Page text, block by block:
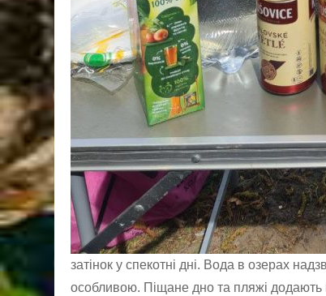
затінок у спекотні дні. Вода в озерах
особливою. Піщане дно та пляжі додають